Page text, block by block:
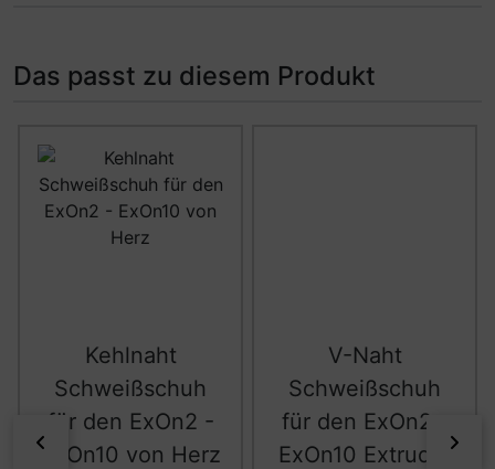
Das passt zu diesem Produkt
zurück
Kehlnaht
Schweißschuh
für den ExOn2 -
ExOn10 von Herz
V-Naht
Schweißschuh
für den ExOn2 -
ExOn10 Extruder